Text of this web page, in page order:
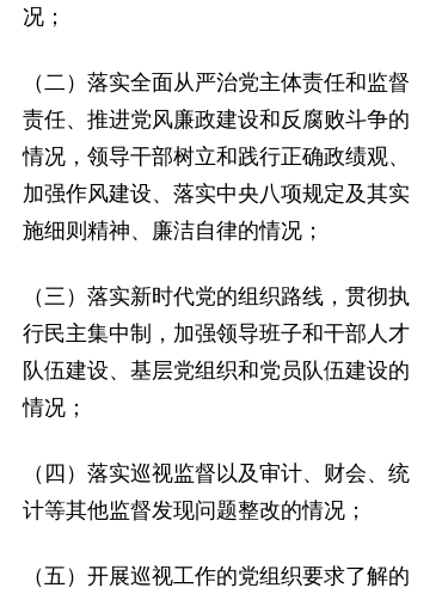
况；
（二）落实全面从严治党主体责任和监督
责任、推进党风廉政建设和反腐败斗争的
情况，领导干部树立和践行正确政绩观、
加强作风建设、落实中央八项规定及其实
施细则精神、廉洁自律的情况；
（三）落实新时代党的组织路线，贯彻执
行民主集中制，加强领导班子和干部人才
队伍建设、基层党组织和党员队伍建设的
情况；
（四）落实巡视监督以及审计、财会、统
计等其他监督发现问题整改的情况；
（五）开展巡视工作的党组织要求了解的